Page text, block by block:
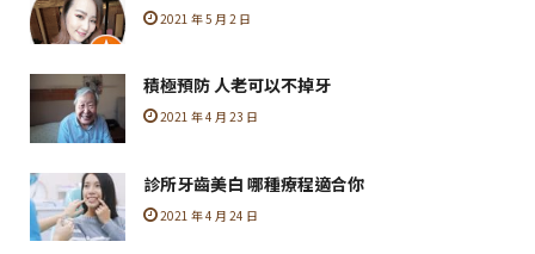
2021 年 5 月 2 日
積極預防 人老可以不掉牙
2021 年 4 月 23 日
診所牙齒美白 哪種療程適合你
2021 年 4 月 24 日